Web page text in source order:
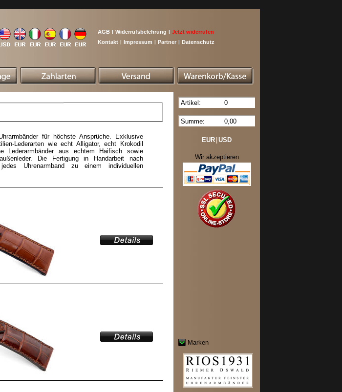
AGB | Widerrufsbelehrung | Jetzt widerrufen
Kontakt | Impressum | Partner | Datenschutz
für höchste Ansprüche. Exklusive
Lederarten wie echt Alligator, echt Krokodil
Lederarmbänder aus echtem Haifisch sowie
Die Fertigung in Handarbeit nach
Uhrenarmband zu einem individuellen
Artikel: 0
Summe: 0,00
EUR USD
Wir akzeptieren
Marken